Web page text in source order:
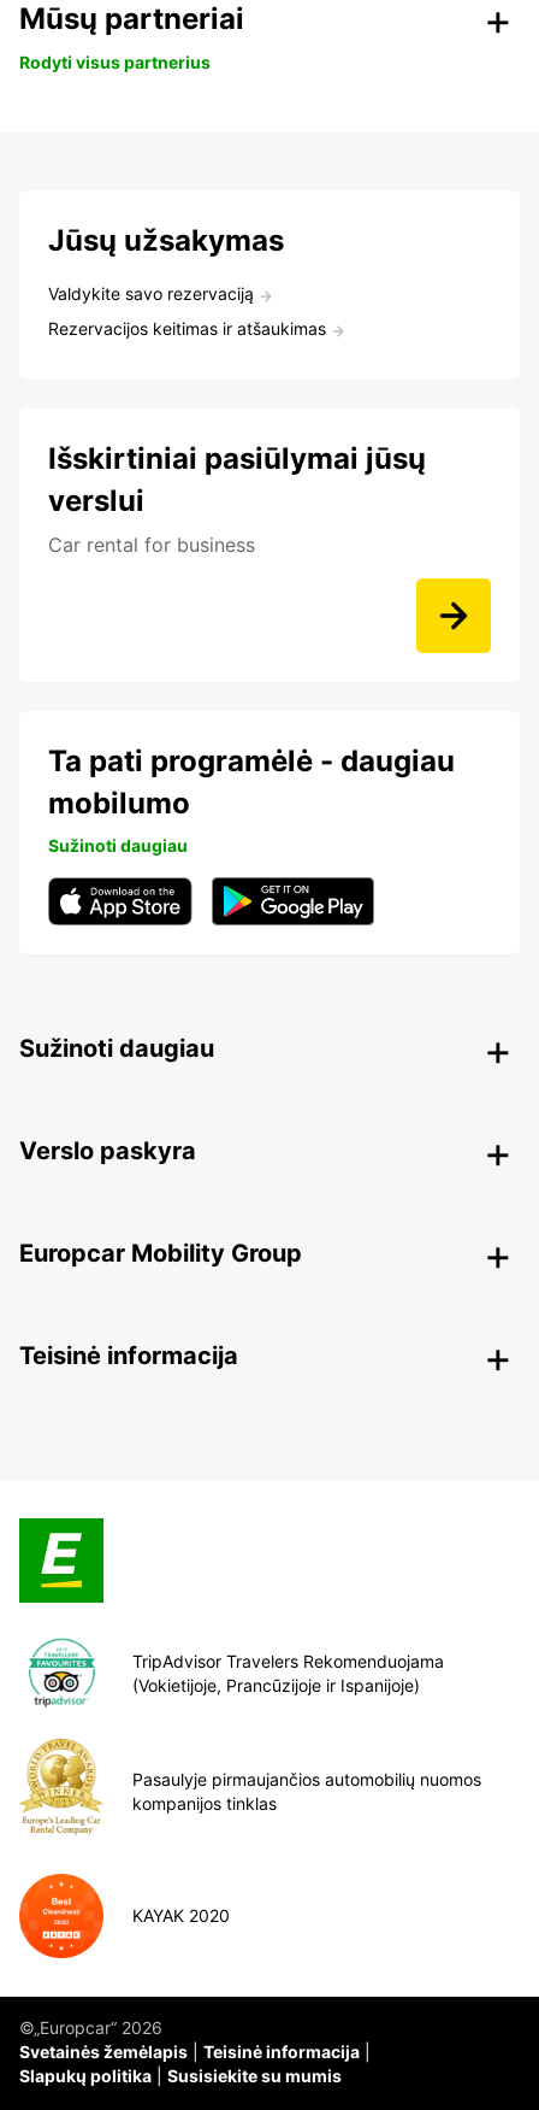
Mūsų partneriai
Rodyti visus partnerius
Jūsų užsakymas
Valdykite savo rezervaciją
Rezervacijos keitimas ir atšaukimas
Išskirtiniai pasiūlymai jūsų
verslui
Car rental for business
Ta pati programėlė - daugiau
mobilumo
Sužinoti daugiau
Sužinoti daugiau
Verslo paskyra
Europcar Mobility Group
Teisinė informacija
TripAdvisor Travelers Rekomenduojama
(Vokietijoje, Prancūzijoje ir Ispanijoje)
Pasaulyje pirmaujančios automobilių nuomos
kompanijos tinklas
KAYAK 2020
©„Europcar“ 2026
Svetainės žemėlapis
Teisinė informacija
Slapukų politika
Susisiekite su mumis